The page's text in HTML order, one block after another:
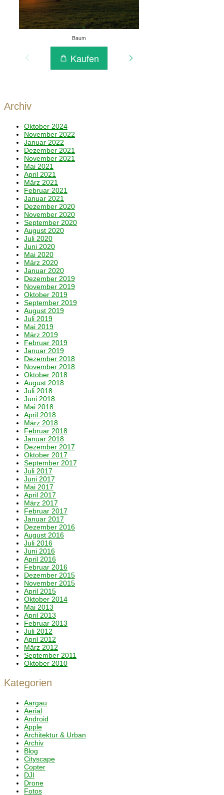
Archiv
Oktober 2024
November 2022
Januar 2022
Dezember 2021
November 2021
Mai 2021
April 2021
März 2021
Februar 2021
Januar 2021
Dezember 2020
November 2020
September 2020
August 2020
Juli 2020
Juni 2020
Mai 2020
März 2020
Januar 2020
Dezember 2019
November 2019
Oktober 2019
September 2019
August 2019
Juli 2019
Mai 2019
März 2019
Februar 2019
Januar 2019
Dezember 2018
November 2018
Oktober 2018
August 2018
Juli 2018
Juni 2018
Mai 2018
April 2018
März 2018
Februar 2018
Januar 2018
Dezember 2017
Oktober 2017
September 2017
Juli 2017
Juni 2017
Mai 2017
April 2017
März 2017
Februar 2017
Januar 2017
Dezember 2016
August 2016
Juli 2016
Juni 2016
April 2016
Februar 2016
Dezember 2015
November 2015
April 2015
Oktober 2014
Mai 2013
April 2013
Februar 2013
Juli 2012
April 2012
März 2012
September 2011
Oktober 2010
Kategorien
Aargau
Aerial
Android
Apple
Architektur & Urban
Archiv
Blog
Cityscape
Copter
DJI
Drone
Fotos